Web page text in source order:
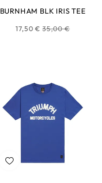
BURNHAM BLK IRIS TEE
17,50 € Prix
35,00 €